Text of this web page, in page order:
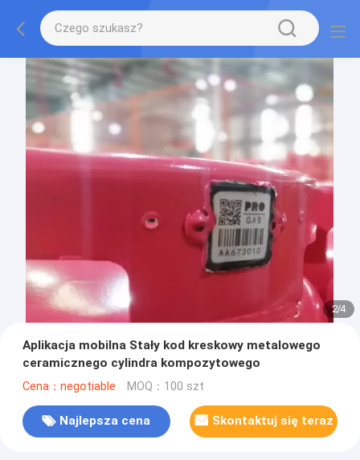
2/4
Aplikacja mobilna Stały kod kreskowy metalowego
ceramicznego cylindra kompozytowego
Cena：negotiable MOQ：100 szt
Najlepsza cena Skontaktuj się teraz